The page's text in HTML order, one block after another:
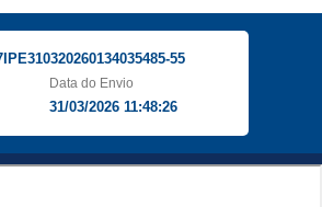
55
Data do Envio
31/03/2026 11:48:26